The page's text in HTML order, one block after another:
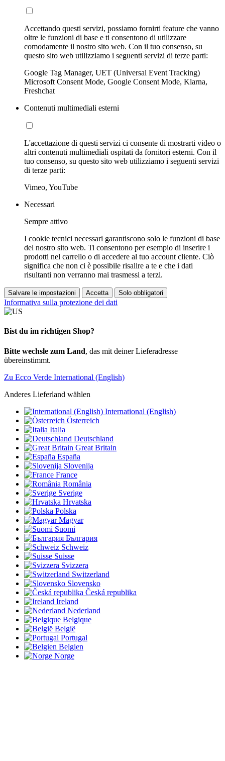
Accettando questi servizi, possiamo fornirti feature che vanno
oltre le funzioni di base e ti consentono di utilizzare
comodamente il nostro sito web. Con il tuo consenso, su
questo sito web utilizziamo i seguenti servizi di terze parti:
Google Tag Manager, UET (Universal Event Tracking)
Microsoft Consent Mode, Google Consent Mode, Klarna,
Freshchat
Contenuti multimediali esterni
L'accettazione di questi servizi ci consente di mostrarti video o
altri contenuti multimediali ospitati da fornitori esterni. Con il
tuo consenso, su questo sito web utilizziamo i seguenti servizi
di terze parti:
Vimeo, YouTube
Necessari
Sempre attivo
I cookie tecnici necessari garantiscono solo le funzioni di base
del nostro sito web. Ti consentono per esempio di inserire i
prodotti nel carrello o di accedere al tuo account cliente. Ciò
significa che non ci è possibile risalire a te e che i dati
risultanti non verranno mai trasmessi a terzi.
Salvare le impostazioni Accetta Solo obbligatori
Informativa sulla protezione dei dati
Bist du im richtigen Shop?
Bitte wechsle zum Land, das mit deiner Lieferadresse
übereinstimmt.
Zu Ecco Verde International (English)
Anderes Lieferland wählen
International (English)
Österreich
Italia
Deutschland
Great Britain
España
Slovenija
France
România
Sverige
Hrvatska
Polska
Magyar
Suomi
България
Schweiz
Suisse
Svizzera
Switzerland
Slovensko
Česká republika
Ireland
Nederland
Belgique
België
Portugal
Belgien
Norge